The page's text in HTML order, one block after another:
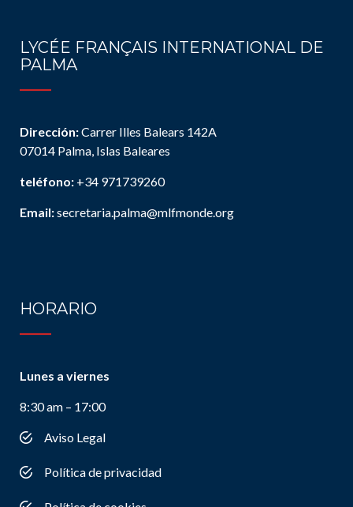
LYCÉE FRANÇAIS INTERNATIONAL DE
PALMA
Dirección:Carrer Illes Balears 142A
07014 Palma, Islas Baleares
teléfono: +34 971739260
Email:secretaria.palma@mlfmonde.org
HORARIO
Lunes a viernes
8:30 am – 17:00
Aviso Legal
Política de privacidad